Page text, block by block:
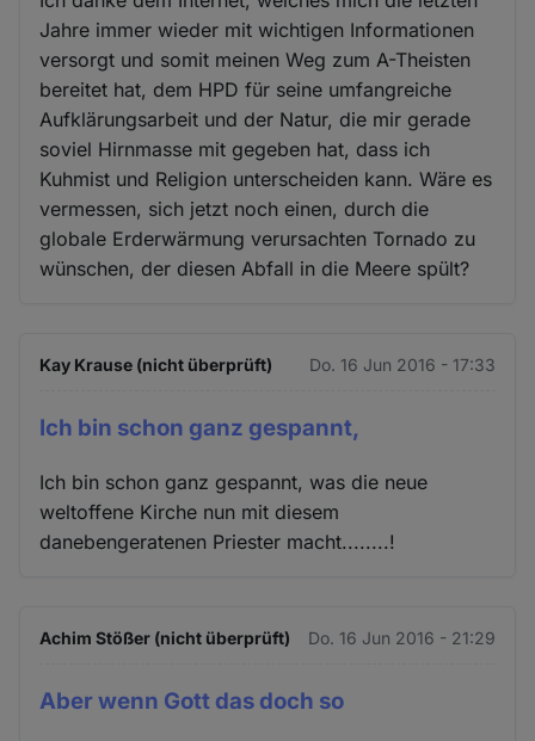
Jahre immer wieder mit wichtigen Informationen
versorgt und somit meinen Weg zum A-Theisten
bereitet hat, dem HPD für seine umfangreiche
Aufklärungsarbeit und der Natur, die mir gerade
soviel Hirnmasse mit gegeben hat, dass ich
Kuhmist und Religion unterscheiden kann. Wäre es
vermessen, sich jetzt noch einen, durch die
globale Erderwärmung verursachten Tornado zu
wünschen, der diesen Abfall in die Meere spült?
Kay Krause (nicht überprüft) Do. 16 Jun 2016 - 17:33
Ich bin schon ganz gespannt,
Ich bin schon ganz gespannt, was die neue
weltoffene Kirche nun mit diesem
danebengeratenen Priester macht........!
Achim Stößer (nicht überprüft) Do. 16 Jun 2016 - 21:29
Aber wenn Gott das doch so